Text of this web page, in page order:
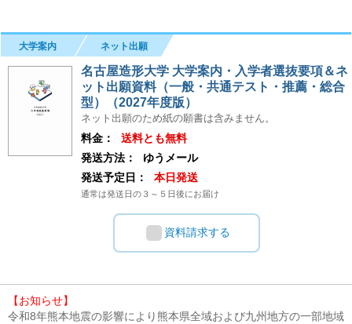
大学案内 ネット出願
名古屋造形大学 大学案内・入学者選抜要項＆ネ
ット出願資料（一般・共通テスト・推薦・総合
型）（2027年度版）
ネット出願のため紙の願書は含みません。
料金：
送料とも無料
発送方法：
ゆうメール
発送予定日：
本日発送
通常は発送日の３～５日後にお届け
資料請求する
【お知らせ】
令和8年熊本地震の影響により熊本県全域および九州地方の一部地域